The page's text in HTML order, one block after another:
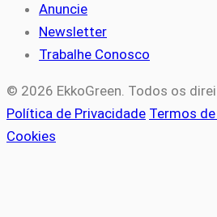
Anuncie
Newsletter
Trabalhe Conosco
© 2026 EkkoGreen. Todos os
Política de Privacidade Termos
Cookies